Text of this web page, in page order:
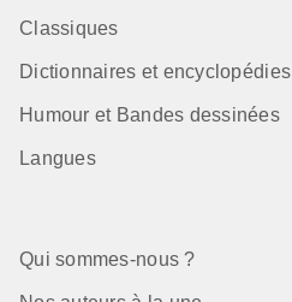
Classiques
Dictionnaires et encyclopédies
Humour et Bandes dessinées
Langues
Qui sommes-nous ?